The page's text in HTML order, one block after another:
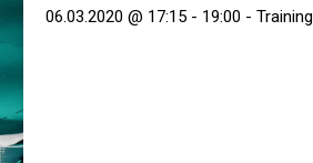
06.03.2020 @ 17:15 - 19:00 - Training